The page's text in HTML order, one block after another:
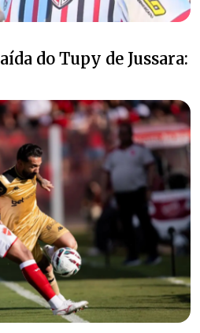
do Tupy de Jussara: